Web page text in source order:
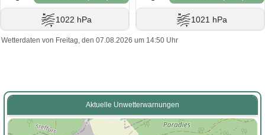
1022 hPa 1021 hPa
Wetterdaten von Freitag, den 07.08.2026 um 14:50 Uhr
Aktuelle Unwetterwarnungen